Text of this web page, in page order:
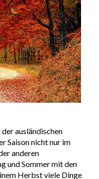
ausländischen
Saison nicht nur im
anderen
und Sommer mit den
Herbst viele Dinge